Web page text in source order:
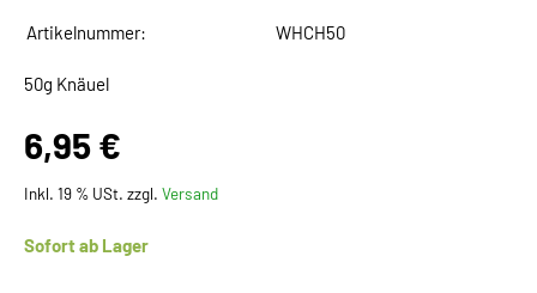
Artikelnummer: WHCH50
50g Knäuel
6,95 €
Inkl. 19 % USt. zzgl. Versand
Sofort ab Lager